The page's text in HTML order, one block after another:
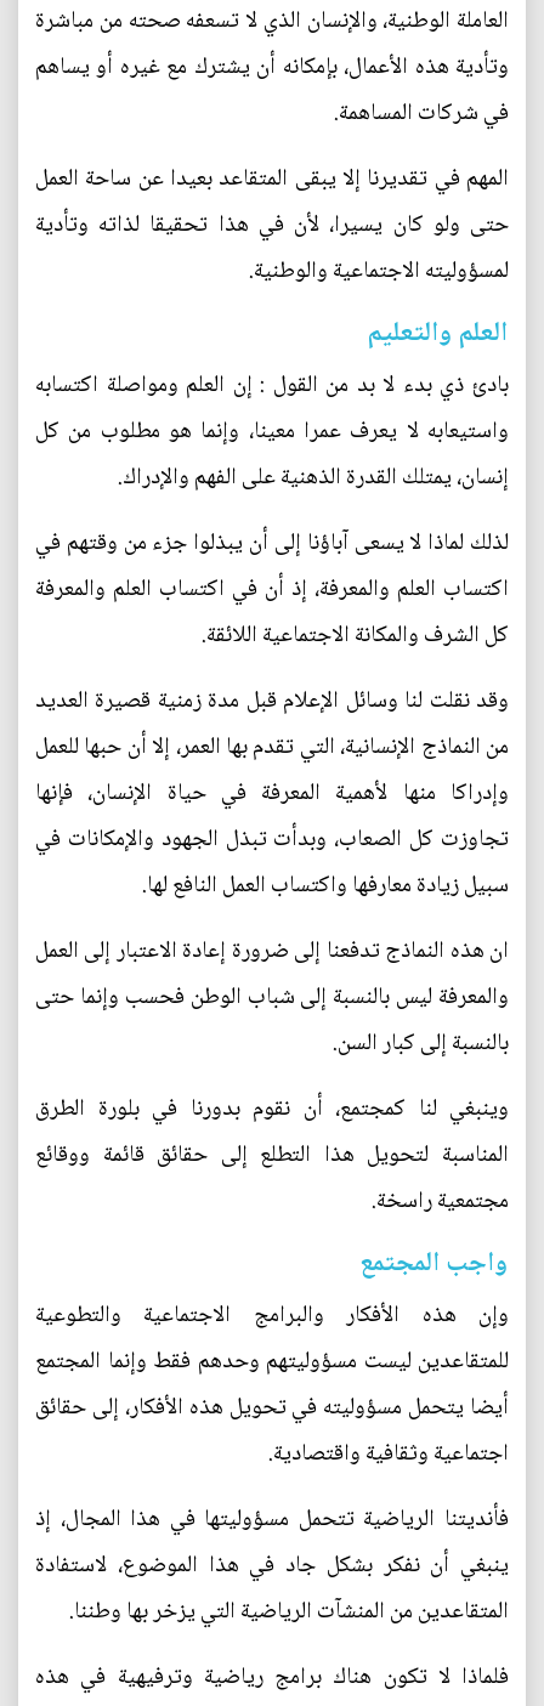
العاملة الوطنية، والإنسان الذي لا تسعفه صحته من مباشرة
وتأدية هذه الأعمال، بإمكانه أن يشترك مع غيره أو يساهم
في شركات المساهمة.
المهم في تقديرنا إلا يبقى المتقاعد بعيدا عن ساحة العمل
حتى ولو كان يسيرا، لأن في هذا تحقيقا لذاته وتأدية
لمسؤوليته الاجتماعية والوطنية.
العلم والتعليم
بادئ ذي بدء لا بد من القول : إن العلم ومواصلة اكتسابه
واستيعابه لا يعرف عمرا معينا، وإنما هو مطلوب من كل
إنسان، يمتلك القدرة الذهنية على الفهم والإدراك.
لذلك لماذا لا يسعى آباؤنا إلى أن يبذلوا جزء من وقتهم في
اكتساب العلم والمعرفة، إذ أن في اكتساب العلم والمعرفة
كل الشرف والمكانة الاجتماعية اللائقة.
وقد نقلت لنا وسائل الإعلام قبل مدة زمنية قصيرة العديد
من النماذج الإنسانية، التي تقدم بها العمر، إلا أن حبها للعمل
وإدراكا منها لأهمية المعرفة في حياة الإنسان، فإنها
تجاوزت كل الصعاب، وبدأت تبذل الجهود والإمكانات في
سبيل زيادة معارفها واكتساب العمل النافع لها.
ان هذه النماذج تدفعنا إلى ضرورة إعادة الاعتبار إلى العمل
والمعرفة ليس بالنسبة إلى شباب الوطن فحسب وإنما حتى
بالنسبة إلى كبار السن.
وينبغي لنا كمجتمع، أن نقوم بدورنا في بلورة الطرق
المناسبة لتحويل هذا التطلع إلى حقائق قائمة ووقائع
مجتمعية راسخة.
واجب المجتمع
وإن هذه الأفكار والبرامج الاجتماعية والتطوعية
للمتقاعدين ليست مسؤوليتهم وحدهم فقط وإنما المجتمع
أيضا يتحمل مسؤوليته في تحويل هذه الأفكار، إلى حقائق
اجتماعية وثقافية واقتصادية.
فأنديتنا الرياضية تتحمل مسؤوليتها في هذا المجال، إذ
ينبغي أن نفكر بشكل جاد في هذا الموضوع، لاستفادة
المتقاعدين من المنشآت الرياضية التي يزخر بها وطننا.
فلماذا لا تكون هناك برامج رياضية وترفيهية في هذه